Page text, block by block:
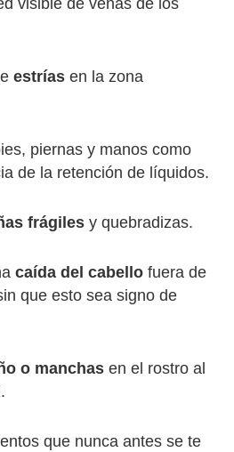
visible de venas de los
estrías en la zona
piernas y manos como
de la retención de líquidos.
frágiles y quebradizas.
caída del cabello fuera de
que esto sea signo de
o manchas en el rostro al
que nunca antes se te